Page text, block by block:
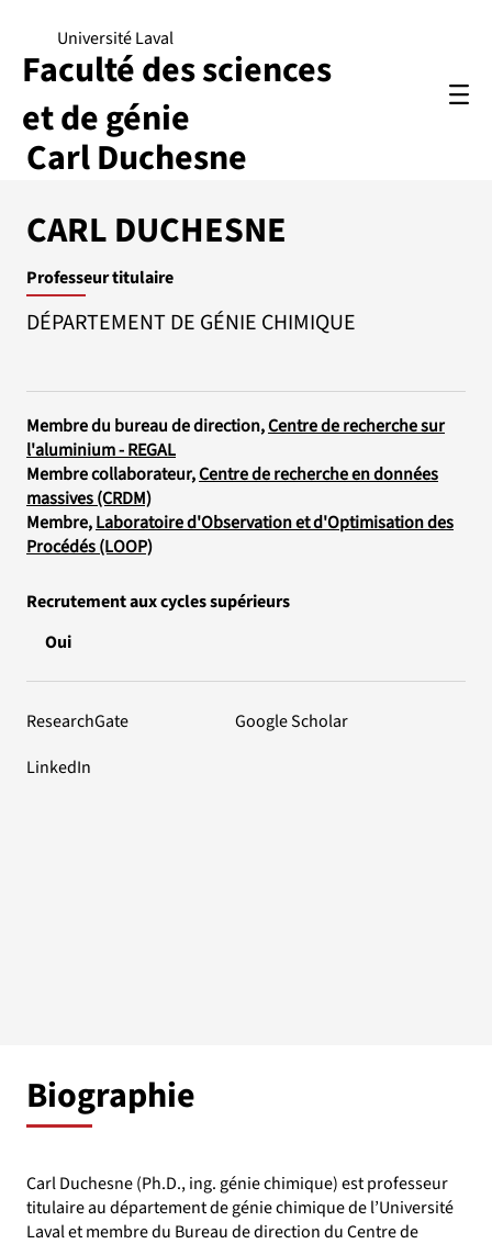
Carl Duchesne
Université Laval
Faculté des sciences
et de génie
CARL DUCHESNE
Professeur titulaire
DÉPARTEMENT DE GÉNIE CHIMIQUE
Membre du bureau de direction,Centre de recherche sur
l'aluminium - REGAL
Membre collaborateur,Centre de recherche en données
massives (CRDM)
Membre,Laboratoire d'Observation et d'Optimisation des
Procédés (LOOP)
Recrutement aux cycles supérieurs
Oui
ResearchGate
Google Scholar
LinkedIn
Biographie
Carl Duchesne (Ph.D., ing. génie chimique) est professeur
titulaire au département de génie chimique de l’Université
Laval et membre du Bureau de direction du Centre de